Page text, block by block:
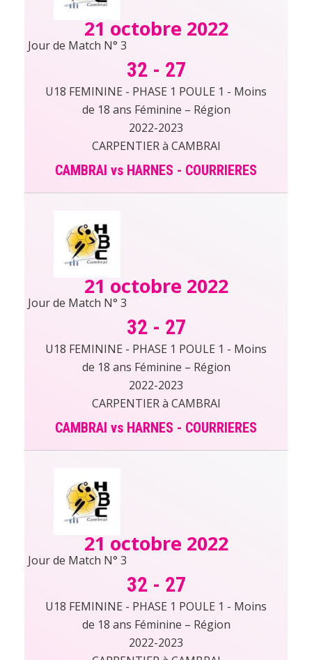
21 octobre 2022
Jour de Match N° 3
32 - 27
U18 FEMININE - PHASE 1 POULE 1 - Moins
de 18 ans Féminine – Région
2022-2023
CARPENTIER à CAMBRAI
CAMBRAI vs HARNES - COURRIERES
21 octobre 2022
Jour de Match N° 3
32 - 27
U18 FEMININE - PHASE 1 POULE 1 - Moins
de 18 ans Féminine – Région
2022-2023
CARPENTIER à CAMBRAI
CAMBRAI vs HARNES - COURRIERES
21 octobre 2022
Jour de Match N° 3
32 - 27
U18 FEMININE - PHASE 1 POULE 1 - Moins
de 18 ans Féminine – Région
2022-2023